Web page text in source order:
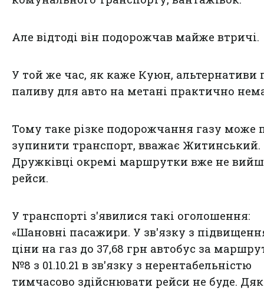
Але відтоді він подорожчав майже втричі.
У той же час, як каже Куюн, альтернативи
паливу для авто на метані практично
Тому таке різке подорожчання газу може
зупинити транспорт, вважає Житинський.
Дружківці окремі маршрутки вже не
рейси.
У транспорті з'явилися такі оголошення:
«Шановні пасажири. У зв'язку з
ціни на газ до 37,68 грн автобус за
№8 з 01.10.21 в зв'язку з нерентабельністю
тимчасово здійснювати рейси не буде.